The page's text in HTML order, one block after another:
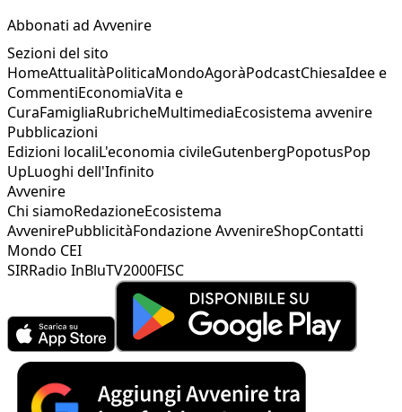
Abbonati ad Avvenire
Sezioni del sito
HomeAttualitàPoliticaMondoAgoràPodcastChiesaIdee e
CommentiEconomiaVita e
CuraFamigliaRubricheMultimediaEcosistema avvenire
Pubblicazioni
Edizioni localiL'economia civileGutenbergPopotusPop
UpLuoghi dell'Infinito
Avvenire
Chi siamoRedazioneEcosistema
AvvenirePubblicitàFondazione AvvenireShopContatti
Mondo CEI
SIRRadio InBluTV2000FISC